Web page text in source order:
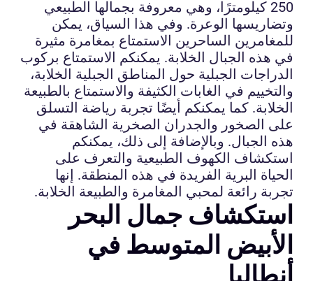
250 كيلومترًا، وهي معروفة بجمالها الطبيعي
وتضاريسها الوعرة. وفي هذا السياق، يمكن
للمغامرين الساحرين الاستمتاع بمغامرة مثيرة
في هذه الجبال الخلابة. يمكنكم الاستمتاع بركوب
الدراجات الجبلية حول المناطق الجبلية الخلابة،
والتخييم في الغابات الكثيفة والاستمتاع بالطبيعة
الخلابة. كما يمكنكم أيضًا تجربة رياضة التسلق
على الصخور والجدران الصخرية الشاهقة في
هذه الجبال. وبالإضافة إلى ذلك، يمكنكم
استكشاف الكهوف الطبيعية والتعرف على
الحياة البرية الفريدة في هذه المنطقة. إنها
تجربة رائعة لمحبي المغامرة والطبيعة الخلابة.
استكشاف جمال البحر
الأبيض المتوسط في
أنطاليا